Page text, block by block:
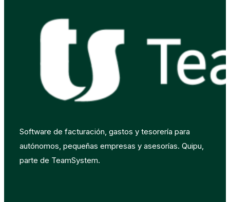
Software de facturación, gastos y tesorería para
autónomos, pequeñas empresas y asesorías. Quipu,
parte de TeamSystem.